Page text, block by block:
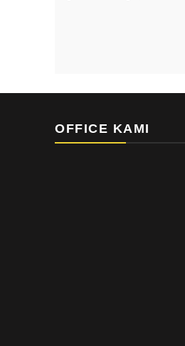
OFFICE KAMI